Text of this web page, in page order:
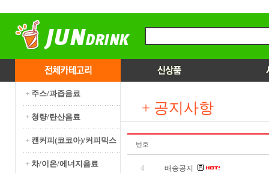
+ 주스/과즙음료
+ 청량/탄산음료
+ 캔커피(코코아)/커피믹스
+ 차/이온/에너지음료
+ 공지사항
번호
4 배송공지